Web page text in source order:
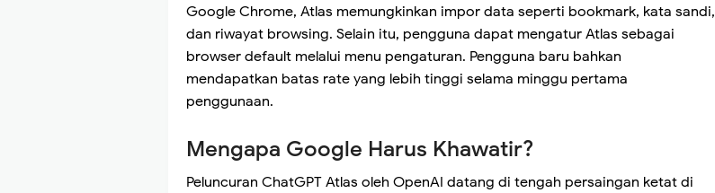
Google Chrome, Atlas memungkinkan impor data seperti bookmark, kata sandi,
dan riwayat browsing. Selain itu, pengguna dapat mengatur Atlas sebagai
browser default melalui menu pengaturan. Pengguna baru bahkan
mendapatkan batas rate yang lebih tinggi selama minggu pertama
penggunaan.
Mengapa Google Harus Khawatir?
Peluncuran ChatGPT Atlas oleh OpenAI datang di tengah persaingan ketat di